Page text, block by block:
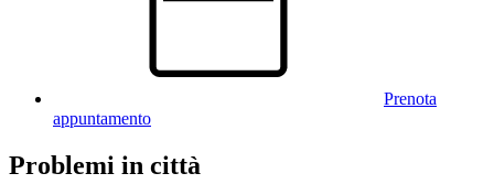
Prenota
appuntamento
Problemi in città